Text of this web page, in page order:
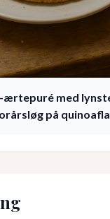
ærtepuré med
på